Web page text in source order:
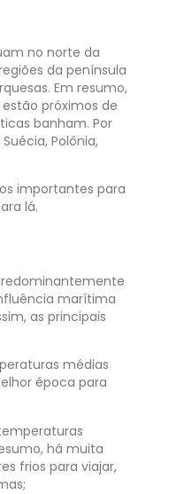
no norte da
da península
Em resumo,
próximos de
banham. Por
Polônia,
importantes para
lá.
marítima
as principais
médias
época para
há muita
frios para viajar,